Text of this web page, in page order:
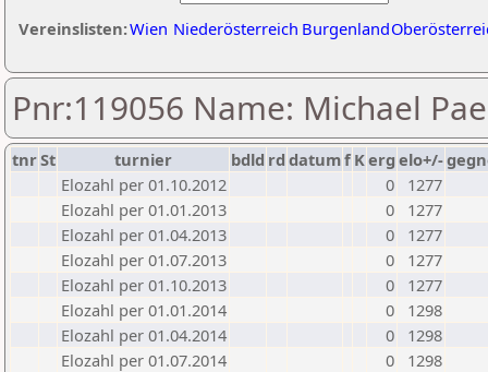
Vereinslisten:Wien Niederösterreich Burgenland
Pnr:119056 Name: Michael
tnrSt turnier bdld rd datumf Kerg elo+/-
Elozahl per 01.10.2012
0
1277
Elozahl per 01.01.2013
0
1277
Elozahl per 01.04.2013
0
1277
Elozahl per 01.07.2013
0
1277
Elozahl per 01.10.2013
0
1277
Elozahl per 01.01.2014
0
1298
Elozahl per 01.04.2014
0
1298
Elozahl per 01.07.2014
0
1298